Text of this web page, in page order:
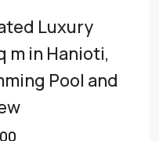
Luxury
m in Hanioti,
Pool and